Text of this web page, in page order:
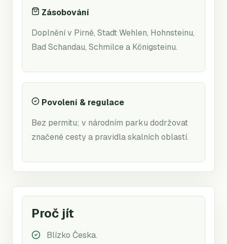
Zásobování
Doplnění v Pirně, Stadt Wehlen, Hohnsteinu,
Bad Schandau, Schmilce a Königsteinu.
Povolení & regulace
Bez permitu; v národním parku dodržovat
značené cesty a pravidla skalních oblastí.
Proč jít
Blízko Česka.